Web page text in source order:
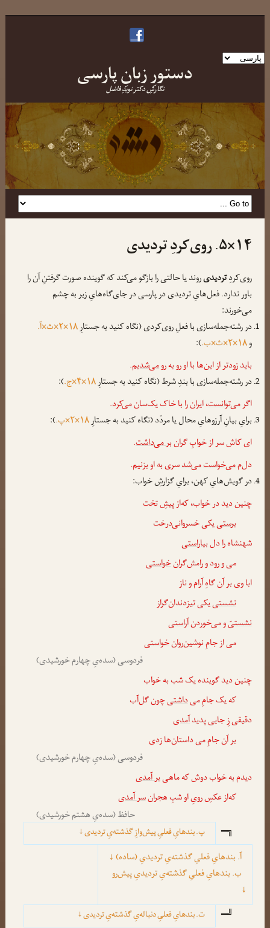
یک
دستورِ زبانِ پارسی
نگارشِ دکتر نویدِ فاضل
۱۴×۵. روی‌کردِ تردیدی
روی‌کردِتردیدیروند یا حالتی را بازگو می‌کند که گوینده صورت گرفتنِ آن را
باور ندارد. فعل‌هایِ تردیدی در پارسی در جای‌گاه‌هایِ زیر به چشم
می‌خورند:
در رشته‌جمله‌سازی با فعلِ روی‌کردی (نگاه کنید به جستارِ۱۸×۲×ث×آ.
و۱۸×۲×ث×ب.
):
باید زودتر از این‌ها با او رو به رومی‌شدیم.
در رشته‌جمله‌سازی با بندِ شرط (نگاه کنید به جستارِ۱۸×۴×ج.
):
اگرمی‌توانست، ایران را با خاک یک‌سانمی‌کرد.
برایِ بیانِ آرزوهایِ محال یا مردّد (نگاه کنید به جستارِ۱۸×۲×پ.
):
ای کاش سر از خوابِ گرانبر می‌داشت.
دل‌ممی‌خواستمی‌شدسری به او بزنیم.
در گویش‌هایِ کهن، برایِ گزارشِ خواب:
چنین دید در خواب، که‌از پیشِ تخت
برستییکی خسروانی‌درخت
شهنشاه را دلبیاراستی
می و رود و رامش‌گرانخواستی
ابا وی بر آن گاهِ آرام و ناز
نشستییکی تیزدندان‌گراز
نشستیّو می‌خوردنآراستی
می از جامِ نوشین‌ر‌وانخواستی
فردوسی (سده‌یِ چهارم خورشیدی)
چنین دید گوینده یک شب به خواب
که یک جامِ میداشتیچون گل‌آب
دقیقی زِ جایی پدیدآمدی
بر آن جامِ می داستان‌هازدی
فردوسی (سده‌یِ چهارم خورشیدی)
دیدم به خواب دوش که ماهیبر آمدی
که‌از عکسِ رویِ او شبِ هجرانسر آمدی
حافظ (سده‌یِ هشتم خورشیدی)
═╗ پ. بندهایِ فعلیِ پیش‌وازِ گذشته‌یِ تردیدی ↓
آ. بندهایِ فعلیِ گذشته‌یِ تردیدیِ (ساده) ↓
ب. بندهایِ فعلیِ گذشته‌یِ تردیدیِ پیش‌رو
↓
═╝
ت. بندهایِ فعلیِ دنباله‌یِ گذشته‌یِ تردیدی ↓